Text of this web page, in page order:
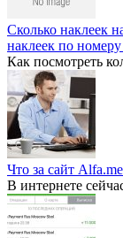
Сколько наклеек
наклеек по
Как посмотреть
Что за сайт
В интернете